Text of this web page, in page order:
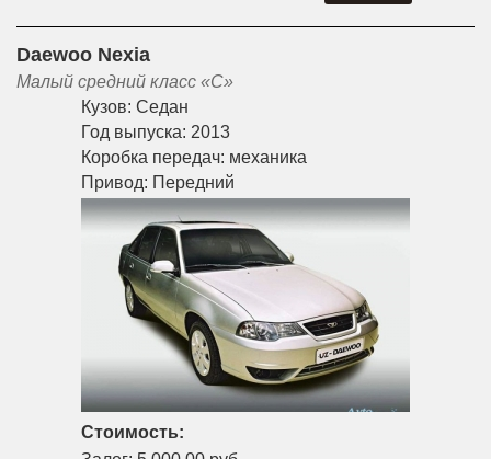
Daewoo Nexia
Малый средний класс «С»
Кузов: Седан
Год выпуска: 2013
Коробка передач: механика
Привод: Передний
Стоимость: